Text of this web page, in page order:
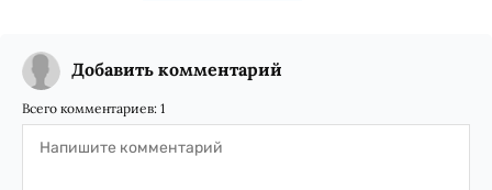
Добавить комментарий
Всего комментариев: 1